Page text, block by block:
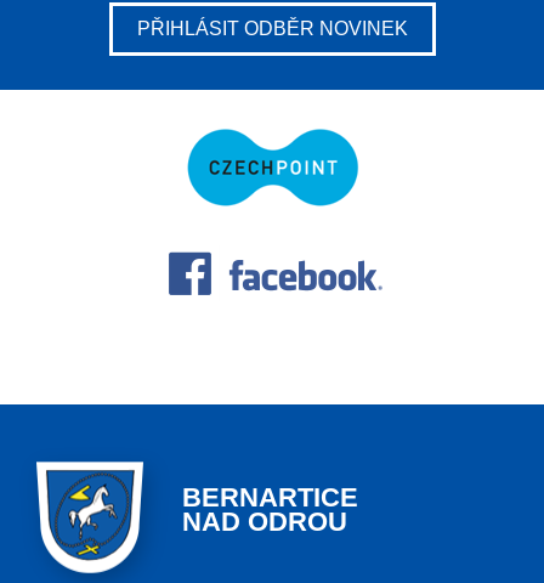
PŘIHLÁSIT ODBĚR NOVINEK
BERNARTICE
NAD ODROU